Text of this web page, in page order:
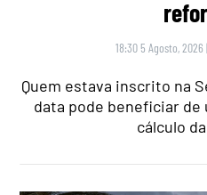
18:30 5 Agosto, 2026 |
Quem estava inscrito na
data pode beneficiar
cálculo